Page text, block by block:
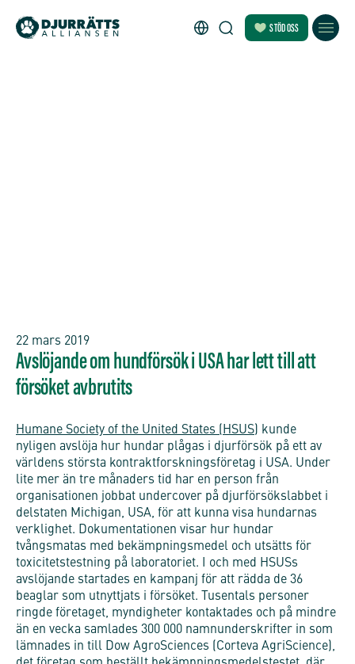
STÖD OSS
22 mars 2019
Avslöjande om hundförsök i USA har lett till att
försöket avbrutits
Humane Society of the United States (HSUS) kunde
nyligen avslöja hur hundar plågas i djurförsök på ett av
världens största kontraktforskningsföretag i USA. Under
lite mer än tre månaders tid har en person från
organisationen jobbat undercover på djurförsökslabbet i
delstaten Michigan, USA, för att kunna visa hundarnas
verklighet. Dokumentationen visar hur hundar
tvångsmatas med bekämpningsmedel och utsätts för
toxicitetstestning på laboratoriet. I och med HSUSs
avslöjande startades en kampanj för att rädda de 36
beaglar som utnyttjats i försöket. Tusentals personer
ringde företaget, myndigheter kontaktades och på mindre
än en vecka samlades 300 000 namnunderskrifter in som
lämnades in till Dow AgroSciences (Corteva AgriScience),